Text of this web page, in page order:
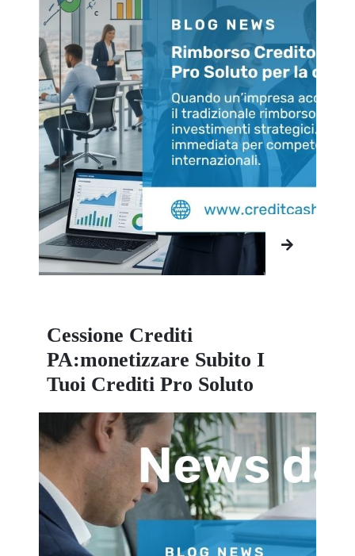
Cessione Crediti
PA:monetizzare Subito I
Tuoi Crediti Pro Soluto